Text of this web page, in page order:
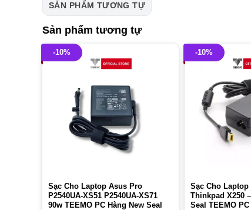
SẢN PHẨM TƯƠNG TỰ
Sản phẩm tương tự
-10%
Sạc Cho Laptop Asus Pro
P2540UA-XS51 P2540UA-XS71
90w TEEMO PC Hàng New Seal
-10%
Sạc Cho
Thinkpad X250
Seal TEEMO PC